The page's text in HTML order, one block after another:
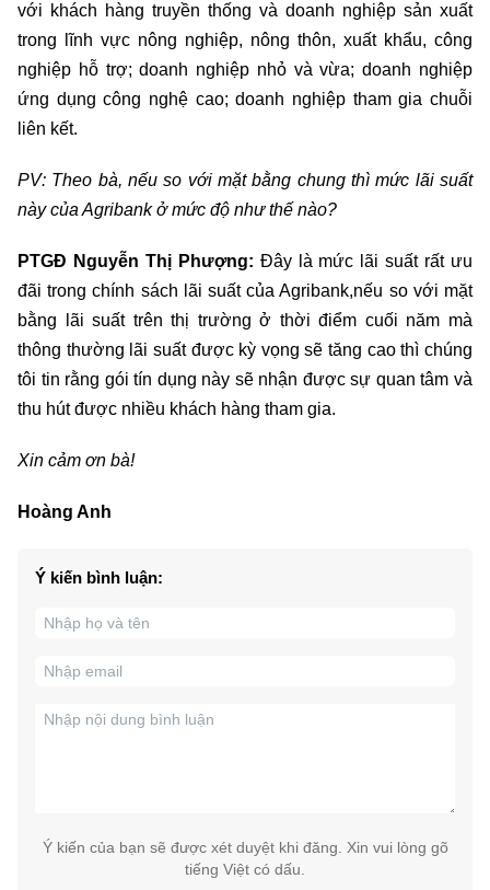
với khách hàng truyền thống và doanh nghiệp sản xuất
trong lĩnh vực nông nghiệp, nông thôn, xuất khẩu, công
nghiệp hỗ trợ; doanh nghiệp nhỏ và vừa; doanh nghiệp
ứng dụng công nghệ cao; doanh nghiệp tham gia chuỗi
liên kết.
PV: Theo bà, nếu so với mặt bằng chung thì mức lãi suất
này của Agribank ở mức độ như thế nào?
PTGĐ Nguyễn Thị Phượng: Đây là mức lãi suất rất ưu
đãi trong chính sách lãi suất của Agribank,nếu so với mặt
bằng lãi suất trên thị trường ở thời điểm cuối năm mà
thông thường lãi suất được kỳ vọng sẽ tăng cao thì chúng
tôi tin rằng gói tín dụng này sẽ nhận được sự quan tâm và
thu hút được nhiều khách hàng tham gia.
Xin cảm ơn bà!
Hoàng Anh
Ý kiến bình luận:
Ý kiến của bạn sẽ được xét duyệt khi đăng. Xin vui lòng gõ
tiếng Việt có dấu.